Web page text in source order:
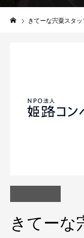
きてーな宍粟スタ
きてーな